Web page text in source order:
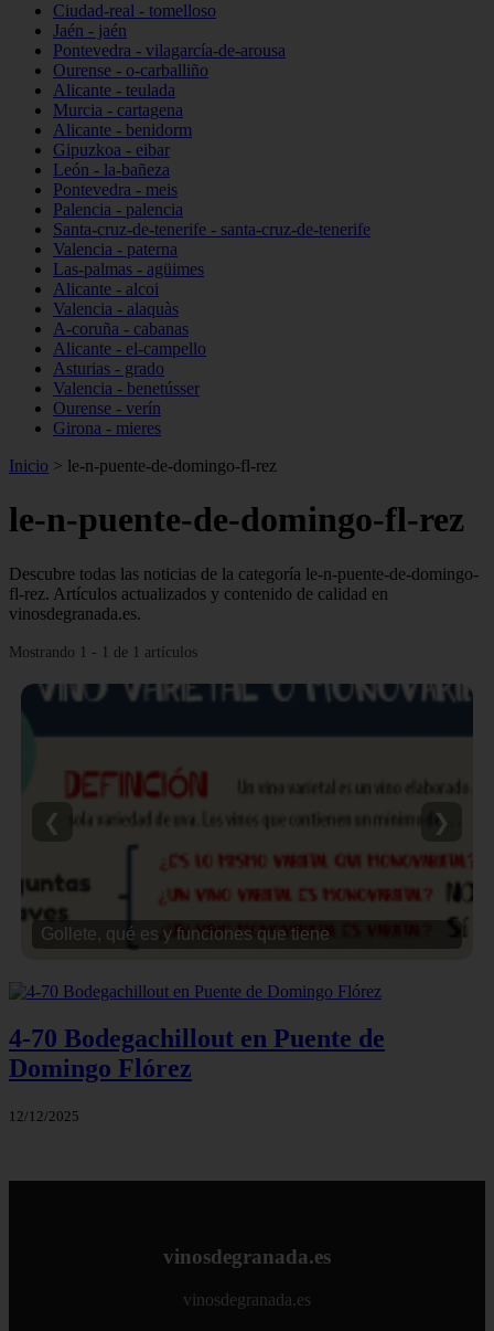
Ciudad-real - tomelloso
Jaén - jaén
Pontevedra - vilagarcía-de-arousa
Ourense - o-carballiño
Alicante - teulada
Murcia - cartagena
Alicante - benidorm
Gipuzkoa - eibar
León - la-bañeza
Pontevedra - meis
Palencia - palencia
Santa-cruz-de-tenerife - santa-cruz-de-tenerife
Valencia - paterna
Las-palmas - agüimes
Alicante - alcoi
Valencia - alaquàs
A-coruña - cabanas
Alicante - el-campello
Asturias - grado
Valencia - benetússer
Ourense - verín
Girona - mieres
Inicio > le-n-puente-de-domingo-fl-rez
le-n-puente-de-domingo-fl-rez
Descubre todas las noticias de la categoría le-n-puente-de-domingo-
fl-rez. Artículos actualizados y contenido de calidad en
vinosdegranada.es.
Mostrando 1 - 1 de 1 artículos
Gollete, qué es y funciones que tiene
❮ ❯
4-70 Bodegachillout en Puente de
Domingo Flórez
12/12/2025
vinosdegranada.es
vinosdegranada.es